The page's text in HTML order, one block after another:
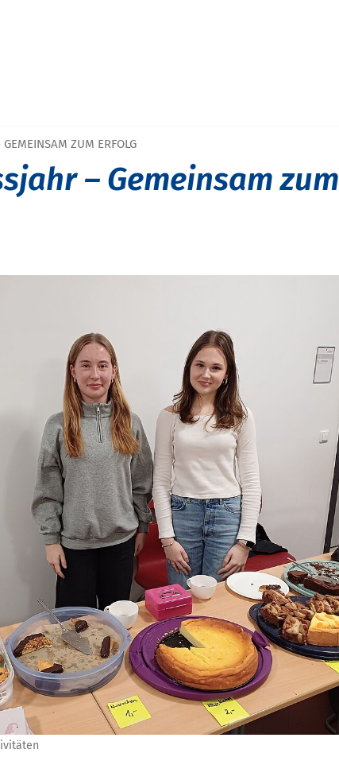
ZUM ERFOLG
– Gemeinsam zum